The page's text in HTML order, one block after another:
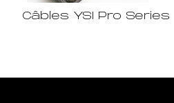
Câbles YSI Pro Series